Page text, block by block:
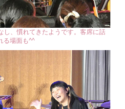
し、慣れてきたようです。客席に話
る場面も^^